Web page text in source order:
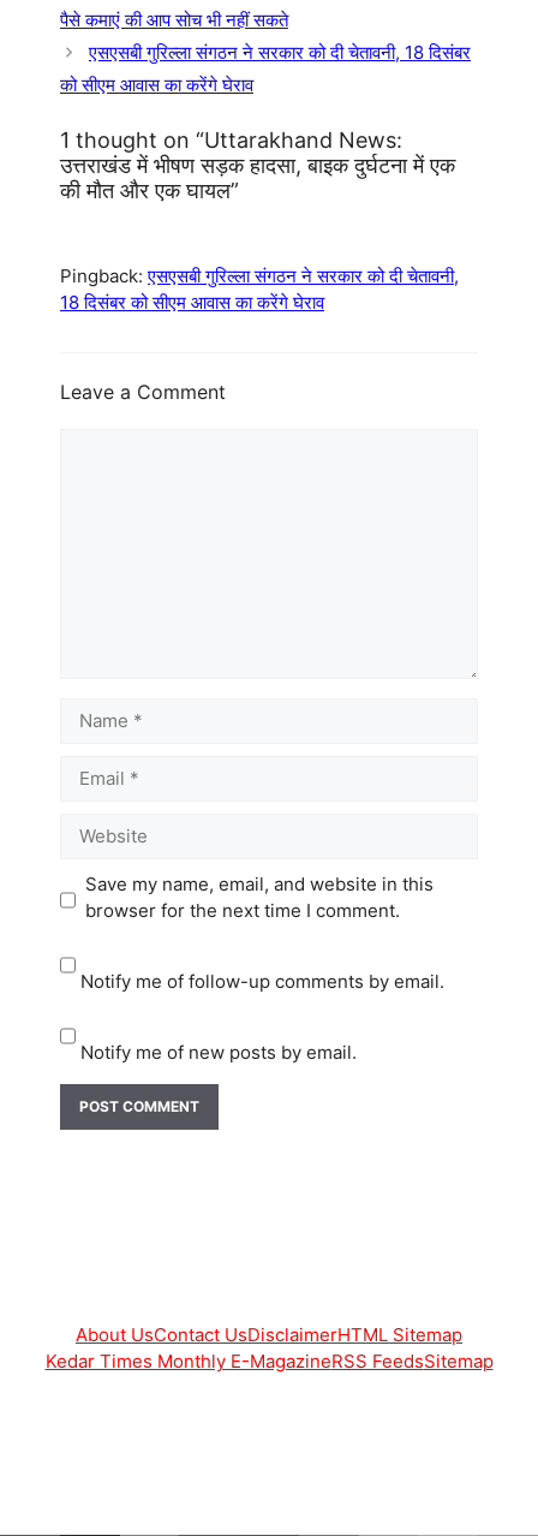
पैसे कमाएं की आप सोच भी नहीं सकते
एसएसबी गुरिल्ला संगठन ने सरकार को दी चेतावनी, 18 दिसंबर
को सीएम आवास का करेंगे घेराव
1 thought on “Uttarakhand News:
उत्तराखंड में भीषण सड़क हादसा, बाइक दुर्घटना में एक
की मौत और एक घायल”
Pingback:एसएसबी गुरिल्ला संगठन ने सरकार को दी चेतावनी,
18 दिसंबर को सीएम आवास का करेंगे घेराव
Leave a Comment
Name
Email
Website
Save my name, email, and website in this
browser for the next time I comment.
Notify me of follow-up comments by email.
Notify me of new posts by email.
About UsContact UsDisclaimerHTML Sitemap
Kedar Times Monthly E-MagazineRSS FeedsSitemap